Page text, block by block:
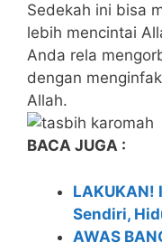
Sedekah ini bisa
lebih mencintai
Anda rela
dengan
Allah.
BACA JUGA :
LAKUKAN!
Sendiri,
AWAS